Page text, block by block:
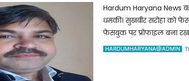
Hardum Haryana News
धमकी। सुखबीर सरोहा को
फेसबुक पर प्रोफाइल बना
HARDUMHARYANA@ADMIN